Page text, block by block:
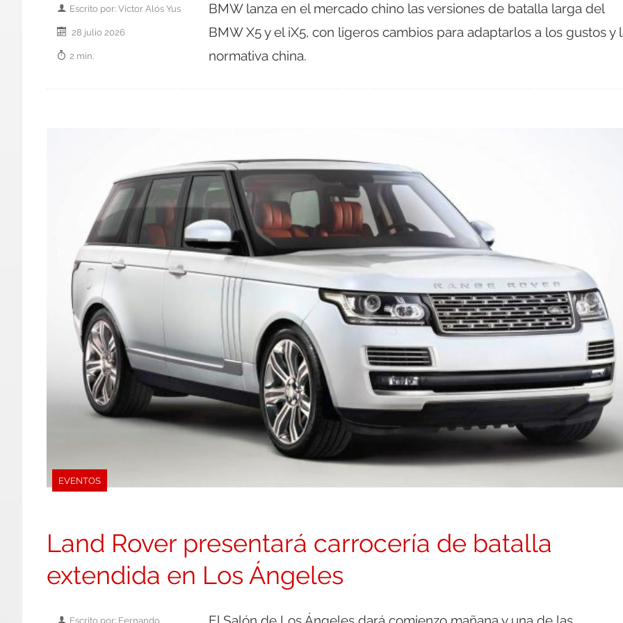
Escrito por: Victor Alós Yus
28 julio 2026
2 min.
BMW lanza en el mercado chino las versiones de batalla larga del
BMW X5 y el iX5, con ligeros cambios para adaptarlos a los gustos y
normativa china.
EVENTOS
Land Rover presentará carrocería de batalla
extendida en Los Ángeles
Escrito por: Fernando